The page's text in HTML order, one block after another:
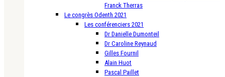
Franck Therras
Le congrès Odenth 2021
Les conférenciers 2021
Dr Danielle Dumonteil
Dr Caroline Reynaud
Gilles Fournil
Alain Huot
Pascal Paillet